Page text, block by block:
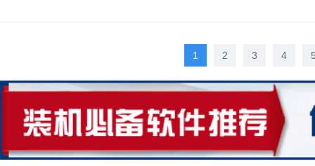
1 2 3 4